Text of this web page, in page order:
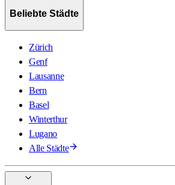
Beliebte Städte
Zürich
Genf
Lausanne
Bern
Basel
Winterthur
Lugano
Alle Städte